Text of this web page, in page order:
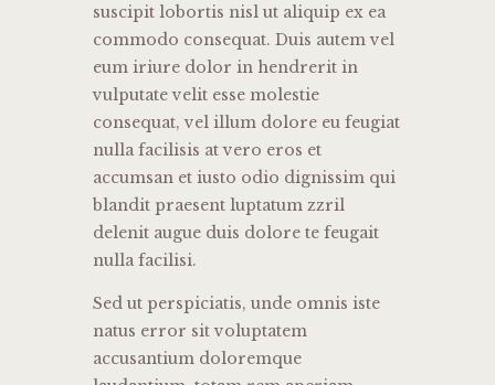
suscipit lobortis nisl ut aliquip ex ea
commodo consequat. Duis autem vel
eum iriure dolor in hendrerit in
vulputate velit esse molestie
consequat, vel illum dolore eu feugiat
nulla facilisis at vero eros et
accumsan et iusto odio dignissim qui
blandit praesent luptatum zzril
delenit augue duis dolore te feugait
nulla facilisi.
Sed ut perspiciatis, unde omnis iste
natus error sit voluptatem
accusantium doloremque